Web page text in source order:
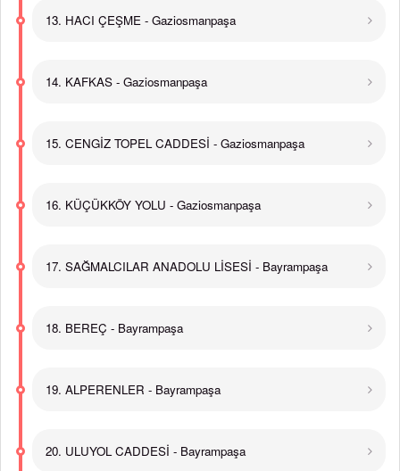
13. HACI ÇEŞME - Gaziosmanpaşa
14. KAFKAS - Gaziosmanpaşa
15. CENGİZ TOPEL CADDESİ - Gaziosmanpaşa
16. KÜÇÜKKÖY YOLU - Gaziosmanpaşa
17. SAĞMALCILAR ANADOLU LİSESİ - Bayrampaşa
18. BEREÇ - Bayrampaşa
19. ALPERENLER - Bayrampaşa
20. ULUYOL CADDESİ - Bayrampaşa